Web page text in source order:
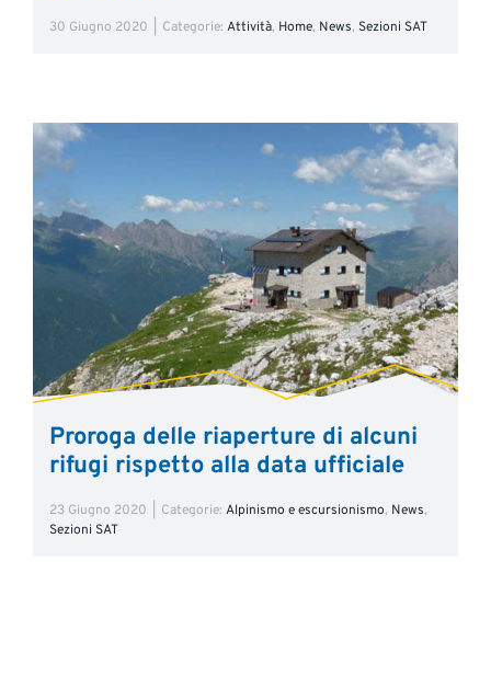
30 Giugno 2020 Categorie: Attività, Home, News, Sezioni SAT
Proroga delle riaperture di alcuni
rifugi rispetto alla data ufficiale
23 Giugno 2020 Categorie: Alpinismo e escursionismo, News,
Sezioni SAT